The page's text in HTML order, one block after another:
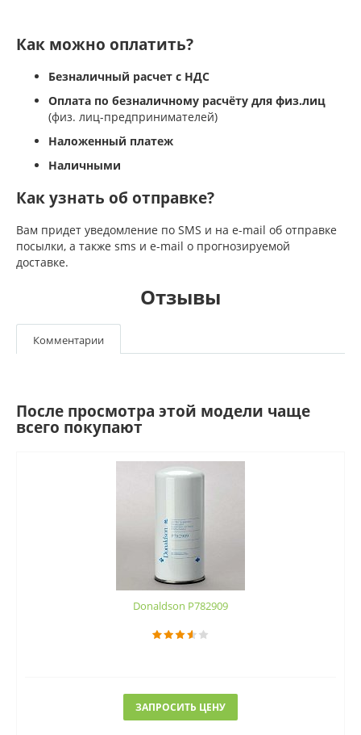
Как можно оплатить?
Безналичный расчет с НДС
Оплата по безналичному расчёту для физ.лиц
(физ. лиц-предпринимателей)
Наложенный платеж
Наличными
Как узнать об отправке?
Вам придет уведомление по SMS и на e-mail об отправке
посылки, а также sms и e-mail о прогнозируемой
доставке.
Отзывы
Комментарии
После просмотра этой модели чаще
всего покупают
Donaldson P782909
ЗАПРОСИТЬ ЦЕНУ